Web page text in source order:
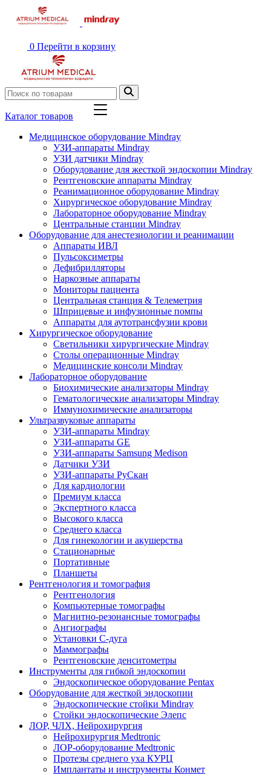
0 Перейти в корзину
Каталог товаров
Медицинское оборудование Mindray
УЗИ-аппараты Mindray
УЗИ датчики Mindray
Оборудование для жесткой эндоскопии Mindray
Рентгеновские аппараты Mindray
Реанимационное оборудование Mindray
Хирургическое оборудование Mindray
Лабораторное оборудование Mindray
Центральные станции Mindray
Оборудование для анестезиологии и реанимации
Аппараты ИВЛ
Пульсоксиметры
Дефибрилляторы
Наркозные аппараты
Мониторы пациента
Центральная станция & Телеметрия
Шприцевые и инфузионные помпы
Аппараты для аутотрансфузии крови
Хирургическое оборудование
Светильники хирургические Mindray
Столы операционные Mindray
Медицинские консоли Mindray
Лабораторное оборудование
Биохимические анализаторы Mindray
Гематологические анализаторы Mindray
Иммунохимические анализаторы
Ультразвуковые аппараты
УЗИ-аппараты Mindray
УЗИ-аппараты GE
УЗИ-аппараты Samsung Medison
Датчики УЗИ
УЗИ-аппараты РуСкан
Для кардиологии
Премиум класса
Экспертного класса
Высокого класса
Среднего класса
Для гинекологии и акушерства
Стационарные
Портативные
Планшеты
Рентгенология и томография
Рентгенология
Компьютерные томографы
Магнитно-резонансные томографы
Ангиографы
Установки С-дуга
Маммографы
Рентгеновские денситометры
Инструменты для гибкой эндоскопии
Эндоскопическое оборудование Pentax
Оборудование для жесткой эндоскопии
Эндоскопические стойки Mindray
Стойки эндоскопические Элепс
ЛОР, ЧЛХ, Нейрохирургия
Нейрохирургия Medtronic
ЛОР-оборудование Medtronic
Протезы среднего уха КУРЦ
Имплантаты и инструменты Конмет